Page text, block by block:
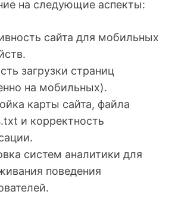
на следующие аспекты:
сайта для мобильных
загрузки страниц
на мобильных).
карты сайта, файла
и корректность
систем аналитики для
поведения